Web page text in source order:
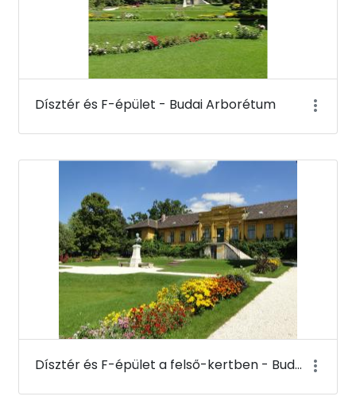
Dísztér és F-épület - Budai Arborétum
Dísztér és F-épület a felső-kertben - Budai Arborétum